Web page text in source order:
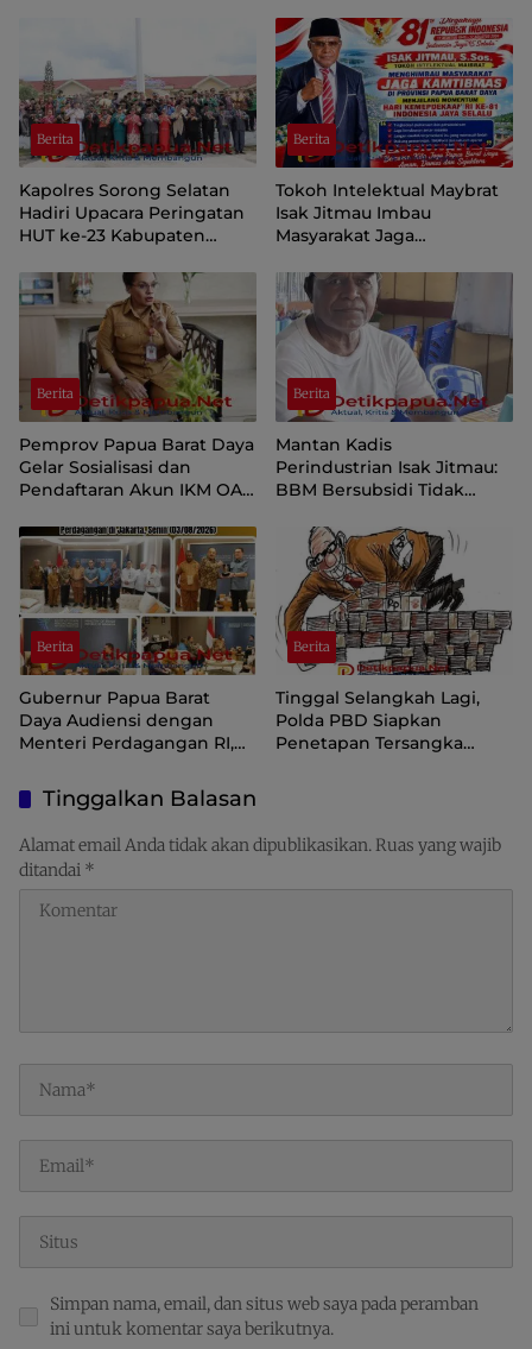
Berita
Kapolres Sorong Selatan
Hadiri Upacara Peringatan
HUT ke-23 Kabupaten
Berita
Tokoh Intelektual Maybrat
Isak Jitmau Imbau
Masyarakat Jaga
81 Kemerdekaan RI
Berita
Pemprov Papua Barat Daya
Gelar Sosialisasi dan
Pendaftaran Akun IKM OAP
Berita
Mantan Kadis
Perindustrian Isak Jitmau:
BBM Bersubsidi Tidak
Distribusi Perlu Diperkuat
Berita
Gubernur Papua Barat
Daya Audiensi dengan
Menteri Perdagangan RI,
Pusat Perdagangan dan
Ekspor Kawasan Timur
Indonesia
Berita
Tinggal Selangkah Lagi,
Polda PBD Siapkan
Penetapan Tersangka
Tinggalkan Balasan
Alamat email Anda tidak akan dipublikasikan.Ruas yang wajib
ditandai *
Simpan nama, email, dan situs web saya pada peramban
ini untuk komentar saya berikutnya.